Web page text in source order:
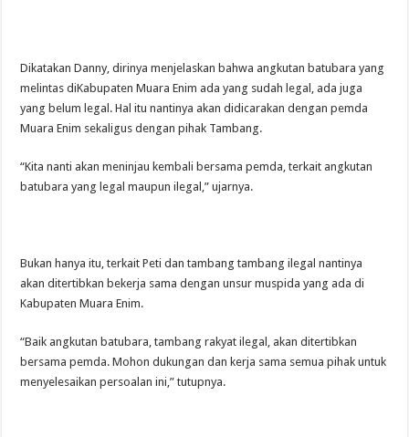
Dikatakan Danny, dirinya menjelaskan bahwa angkutan batubara yang
melintas diKabupaten Muara Enim ada yang sudah legal, ada juga
yang belum legal. Hal itu nantinya akan didicarakan dengan pemda
Muara Enim sekaligus dengan pihak Tambang.
“Kita nanti akan meninjau kembali bersama pemda, terkait angkutan
batubara yang legal maupun ilegal,” ujarnya.
Bukan hanya itu, terkait Peti dan tambang tambang ilegal nantinya
akan ditertibkan bekerja sama dengan unsur muspida yang ada di
Kabupaten Muara Enim.
“Baik angkutan batubara, tambang rakyat ilegal, akan ditertibkan
bersama pemda. Mohon dukungan dan kerja sama semua pihak untuk
menyelesaikan persoalan ini,” tutupnya.